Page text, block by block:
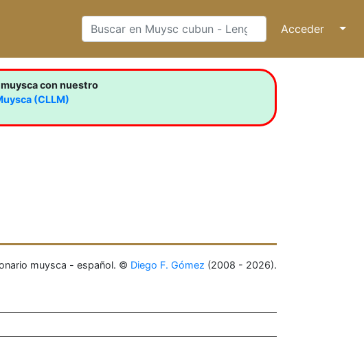
Acceder ↓
con nuestro
(CLLM)
muysca - español. © Diego F. Gómez (2008 - 2026).